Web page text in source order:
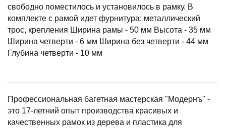
свободно поместилось и установилось в рамку. В
комплекте с рамой идет фурнитура: металлический
трос, крепления Ширина рамы - 50 мм Высота - 35 мм
Ширина четверти - 6 мм Ширина без четверти - 44 мм
Глубина четверти - 10 мм
Профессиональная багетная мастерская "Модернъ" -
это 17-летний опыт производства красивых и
качественных рамок из дерева и пластика для